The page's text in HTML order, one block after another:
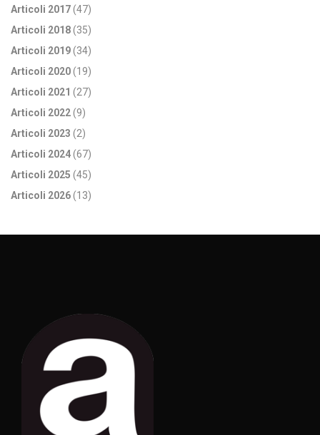
Articoli 2017(47)
Articoli 2018(35)
Articoli 2019(34)
Articoli 2020(19)
Articoli 2021 (27)
Articoli 2022(9)
Articoli 2023 (2)
Articoli 2024(67)
Articoli 2025 (45)
Articoli 2026(13)